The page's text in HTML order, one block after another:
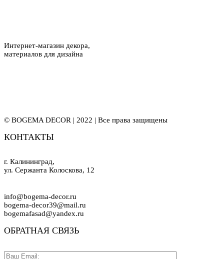
Интернет-магазин декора,
материалов для дизайна
© BOGEMA DECOR | 2022 | Все права защищены
КОНТАКТЫ
г. Калининград,
ул. Сержанта Колоскова, 12
info@bogema-decor.ru
bogema-decor39@mail.ru
bogemafasad@yandex.ru
ОБРАТНАЯ СВЯЗЬ